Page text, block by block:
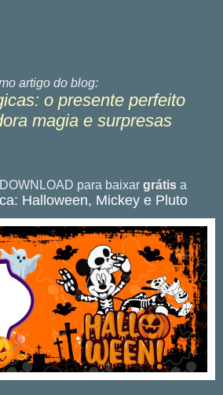
artigo do blog:
o presente perfeito
magia e surpresas
para baixar grátis a
Halloween, Mickey e Pluto